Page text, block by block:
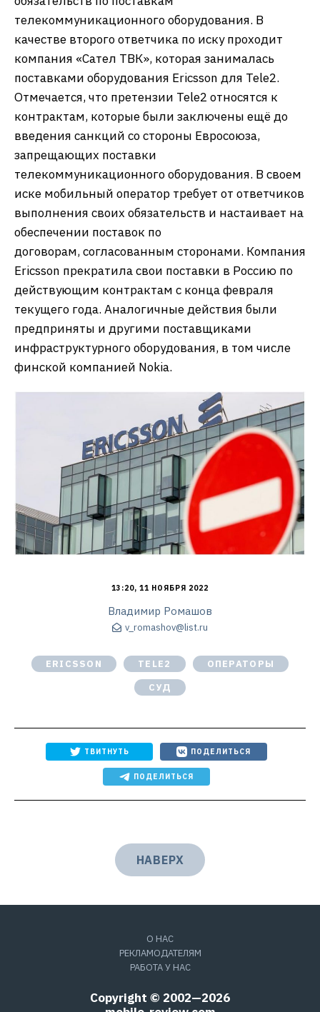
телекоммуникационного оборудования. В
качестве второго ответчика по иску проходит
компания «Сател ТВК», которая занималась
поставками оборудования Ericsson для Tele2.
Отмечается, что претензии Tele2 относятся к
контрактам, которые были заключены ещё до
введения санкций со стороны Евросоюза,
запрещающих поставки
телекоммуникационного оборудования. В своем
иске мобильный оператор требует от ответчиков
выполнения своих обязательств и настаивает на
обеспечении поставок по
договорам, согласованным сторонами. Компания
Ericsson прекратила свои поставки в Россию по
действующим контрактам с конца февраля
текущего года. Аналогичные действия были
предприняты и другими поставщиками
инфраструктурного оборудования, в том числе
финской компанией Nokia.
13:20, 11 НОЯБРЯ 2022
Владимир Ромашов
v_romashov@list.ru
ERICSSON TELE2
ОПЕРАТОРЫ
СУД
ТВИТНУТЬ ПОДЕЛИТЬСЯ
ПОДЕЛИТЬСЯ
НАВЕРХ
О НАС
РЕКЛАМОДАТЕЛЯМ
РАБОТА У НАС
Copyright © 2002—2026